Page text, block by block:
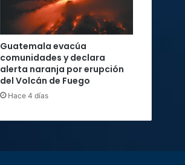
Guatemala evacúa
comunidades y declara
alerta naranja por erupción
del Volcán de Fuego
Hace 4 días